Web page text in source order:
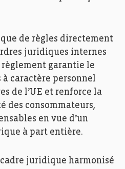
de règles directement
juridiques internes
règlement garantie le
caractère personnel
de l’UE et renforce la
des consommateurs,
en vue d’un
à part entière.
juridique harmonisé